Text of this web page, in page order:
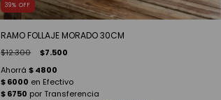
39%OFF
RAMO FOLLAJE MORADO 30CM
$12.300 $7.500